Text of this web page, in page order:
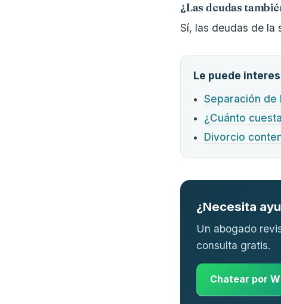
¿Las deudas
Sí, las deudas de la
Le puede
Separación de
¿Cuánto
Divorcio
¿Necesita
Un abogado
consulta gratis.
Chatear por